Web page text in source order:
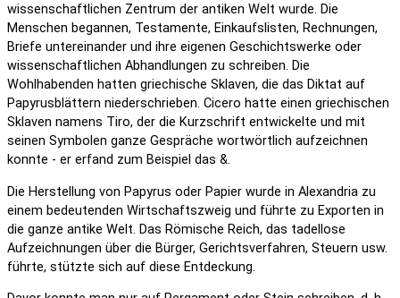
wissenschaftlichen Zentrum der antiken Welt wurde. Die
Menschen begannen, Testamente, Einkaufslisten, Rechnungen,
Briefe untereinander und ihre eigenen Geschichtswerke oder
wissenschaftlichen Abhandlungen zu schreiben. Die
Wohlhabenden hatten griechische Sklaven, die das Diktat auf
Papyrusblättern niederschrieben. Cicero hatte einen griechischen
Sklaven namens Tiro, der die Kurzschrift entwickelte und mit
seinen Symbolen ganze Gespräche wortwörtlich aufzeichnen
konnte - er erfand zum Beispiel das &.
Die Herstellung von Papyrus oder Papier wurde in Alexandria zu
einem bedeutenden Wirtschaftszweig und führte zu Exporten in
die ganze antike Welt. Das Römische Reich, das tadellose
Aufzeichnungen über die Bürger, Gerichtsverfahren, Steuern usw.
führte, stützte sich auf diese Entdeckung.